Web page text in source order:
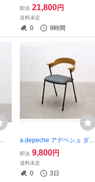
フラッグ2 オーク LDテーブ
ル ダイニングテーブル セン
ターテーブル インダストリ
アル
即決 21,800円
送料未定
0 9時間
a.depeche アデペシュ ダニ
ス ダイニングチェア アーム
チェア ショートアーム オー
ク スチール インダストリア
ル 1
即決 9,800円
送料未定
0 3日